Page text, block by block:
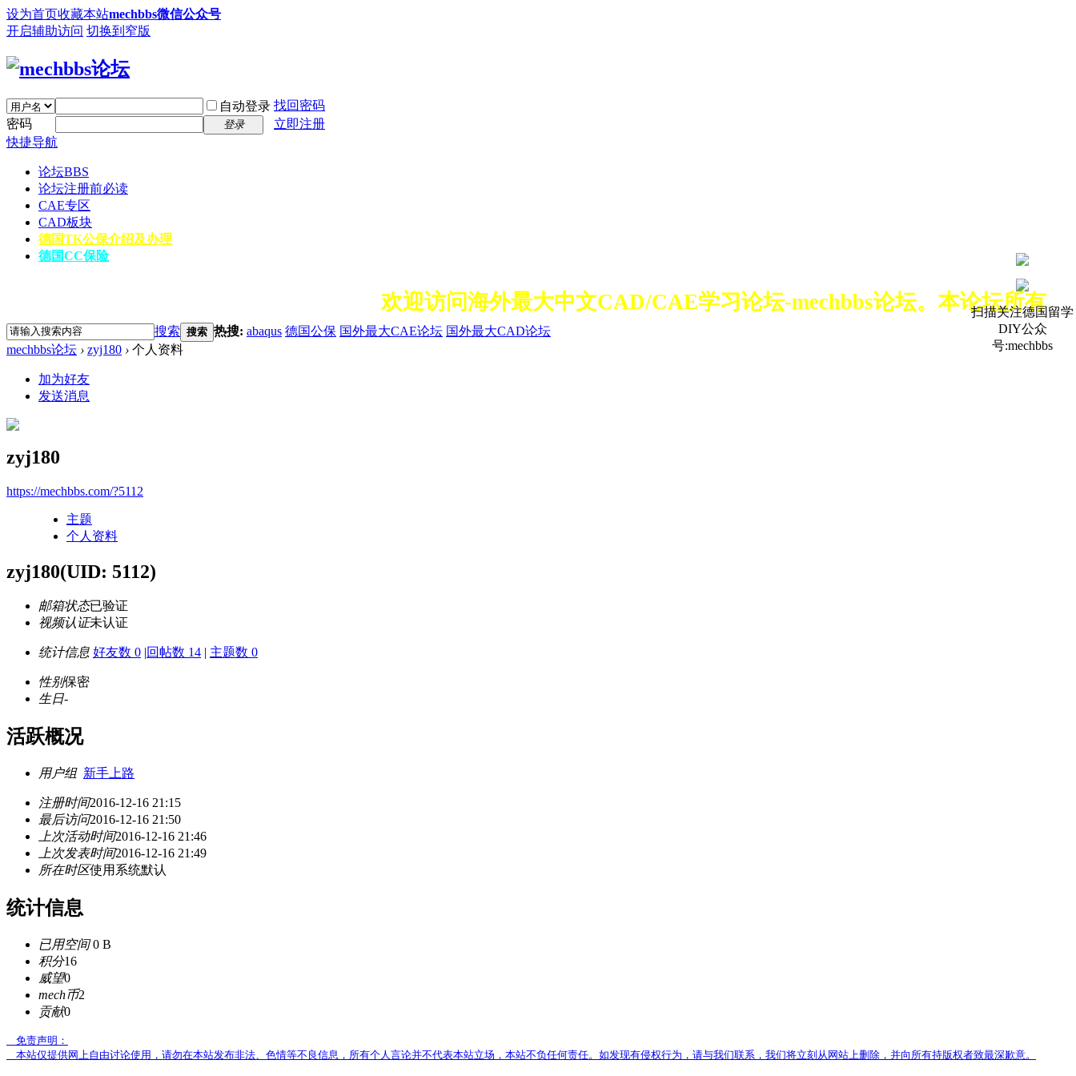
设为首页收藏本站mechbbs微信公众号
开启辅助访问 切换到窄版
自动登录 找回密码
密码
登录
立即注册
快捷导航
论坛BBS
论坛注册前必读
CAE专区
CAD板块
德国TK公保介绍及办理
德国CC保险
欢迎访问海外最大中文CAD/CAE学习论坛-mechbbs论坛。本论坛所有
搜索 搜索 热搜: abaqus 德国公保 国外最大CAE论坛 国外最大CAD论坛
mechbbs论坛 › zyj180 › 个人资料
加为好友
发送消息
zyj180
https://mechbbs.com/?5112
主题
个人资料
zyj180(UID: 5112)
邮箱状态已验证
视频认证未认证
统计信息 好友数 0 |回帖数 14 | 主题数 0
性别保密
生日-
活跃概况
用户组 新手上路
注册时间2016-12-16 21:15
最后访问2016-12-16 21:50
上次活动时间2016-12-16 21:46
上次发表时间2016-12-16 21:49
所在时区使用系统默认
统计信息
已用空间0 B
积分16
威望0
mech币2
贡献0
免责声明：
本站仅提供网上自由讨论使用，请勿在本站发布非法、色情等不良信息，所有个人言论并不代表本站立场，本站不负任何责任。如发现有侵权行为，请与我们联系，我们将立刻从网站上删除，并向所有持版权者致最深歉意。
扫描关注德国留学
DIY公众
号:mechbbs